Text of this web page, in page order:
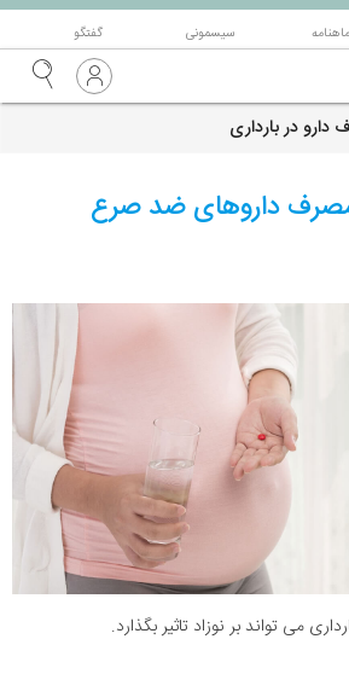
ماهنامه سیسمونی گفتگو
در بارداری
داروهای ضد صرع
می تواند بر نوزاد تاثیر بگذارد.